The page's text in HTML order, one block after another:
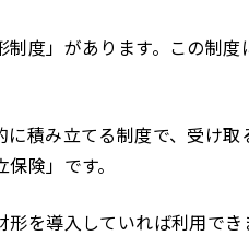
度」があります。この制
積み立てる制度で、受け
険」です。
を導入していれば利用で